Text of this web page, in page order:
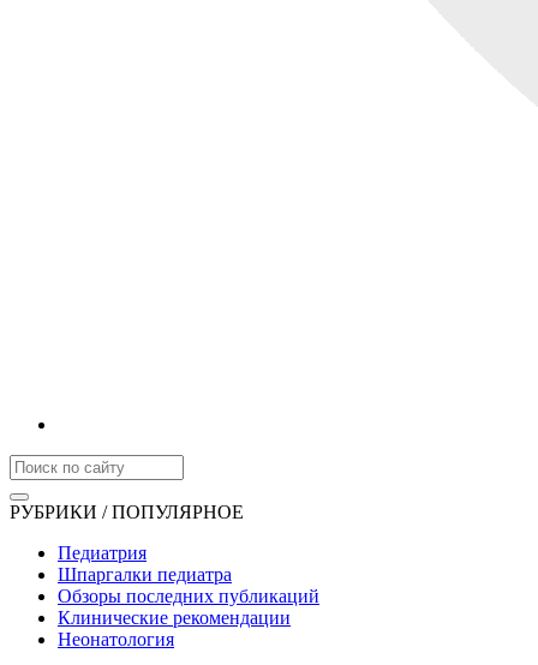
РУБРИКИ / ПОПУЛЯРНОЕ
Педиатрия
Шпаргалки педиатра
Обзоры последних публикаций
Клинические рекомендации
Неонатология